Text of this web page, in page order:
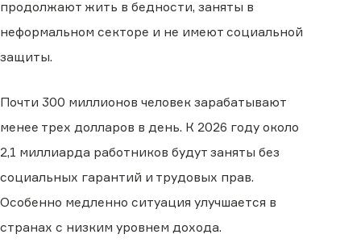
продолжают жить в бедности, заняты в
неформальном секторе и не имеют социальной
защиты.
Почти 300 миллионов человек зарабатывают
менее трех долларов в день. К 2026 году около
2,1 миллиарда работников будут заняты без
социальных гарантий и трудовых прав.
Особенно медленно ситуация улучшается в
странах с низким уровнем дохода.